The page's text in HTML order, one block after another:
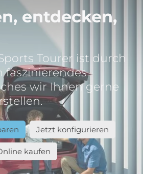
entdecken,
Tourer ist durch
faszinierendes
wir Ihnen gerne
Jetzt konfigurieren
kaufen